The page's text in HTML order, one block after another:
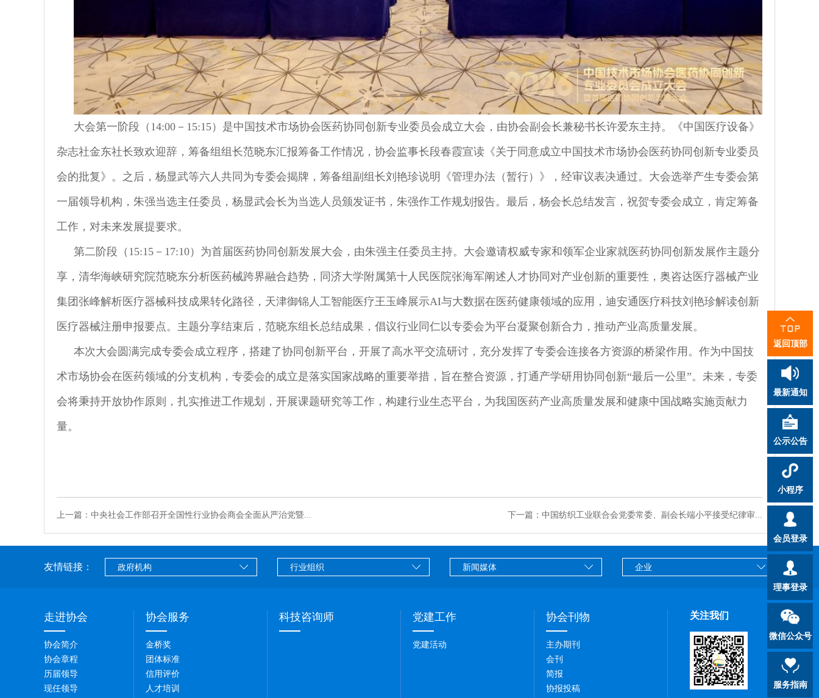
大会第一阶段（14:00－15:15）是中国技术市场协会医药协同创新专业委员会成立大会，由协会副会长兼秘书长许爱东主持。《中国医疗设备》
杂志社金东社长致欢迎辞，筹备组组长范晓东汇报筹备工作情况，协会监事长段春霞宣读《关于同意成立中国技术市场协会医药协同创新专业委员
会的批复》。之后，杨显武等六人共同为专委会揭牌，筹备组副组长刘艳珍说明《管理办法（暂行）》，经审议表决通过。大会选举产生专委会第
一届领导机构，朱强当选主任委员，杨显武会长为当选人员颁发证书，朱强作工作规划报告。最后，杨会长总结发言，祝贺专委会成立，肯定筹备
工作，对未来发展提要求。
第二阶段（15:15－17:10）为首届医药协同创新发展大会，由朱强主任委员主持。大会邀请权威专家和领军企业家就医药协同创新发展作主题分
享，清华海峡研究院范晓东分析医药械跨界融合趋势，同济大学附属第十人民医院张海军阐述人才协同对产业创新的重要性，奥咨达医疗器械产业
集团张峰解析医疗器械科技成果转化路径，天津御锦人工智能医疗王玉峰展示AI与大数据在医药健康领域的应用，迪安通医疗科技刘艳珍解读创新
医疗器械注册申报要点。主题分享结束后，范晓东组长总结成果，倡议行业同仁以专委会为平台凝聚创新合力，推动产业高质量发展。
本次大会圆满完成专委会成立程序，搭建了协同创新平台，开展了高水平交流研讨，充分发挥了专委会连接各方资源的桥梁作用。作为中国技
术市场协会在医药领域的分支机构，专委会的成立是落实国家战略的重要举措，旨在整合资源，打通产学研用协同创新“最后一公里”。未来，专委
会将秉持开放协作原则，扎实推进工作规划，开展课题研究等工作，构建行业生态平台，为我国医药产业高质量发展和健康中国战略实施贡献力
量。
上一篇：中央社会工作部召开全国性行业协会商会全面从严治党暨... 下一篇：中国纺织工业联合会党委常委、副会长端小平接受纪律审...
友情链接：
走进协会
协会简介
协会章程
历届领导
现任领导
协会服务
金桥奖
团体标准
信用评价
人才培训
科技咨询师 党建工作
党建活动
协会刊物
主办期刊
会刊
简报
协报投稿
关注我们
返回顶部
最新通知
公示公告
小程序
会员登录
理事登录
微信公众号
服务指南